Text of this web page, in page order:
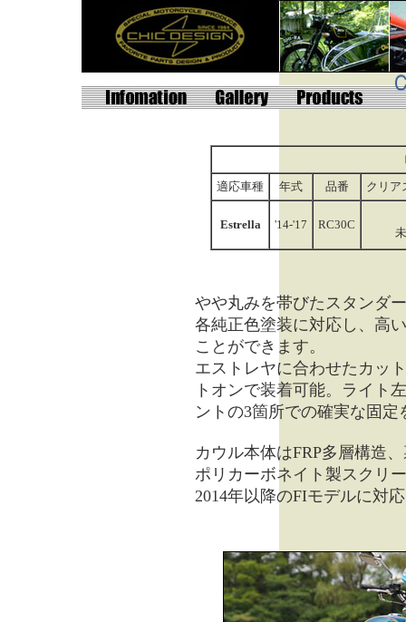
適応車種
年式 品番 クリア
Estrella '14-'17 RC30C
やや丸みを帯びたスタンダ
各純正色塗装に対応し、高
ことができます。
エストレヤに合わせたカッ
トオンで装着可能。ライト
ントの3箇所での確実な固
カウル本体はFRP多層構造
ポリカーボネイト製スクリ
2014年以降のFIモデルに対